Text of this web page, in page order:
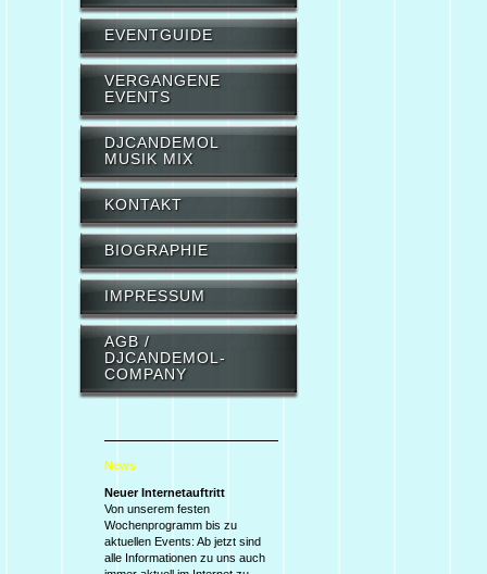
EVENTGUIDE
VERGANGENE
EVENTS
DJCANDEMOL
MUSIK MIX
KONTAKT
BIOGRAPHIE
IMPRESSUM
AGB /
DJCANDEMOL-
COMPANY
News
Neuer Internetauftritt
Von unserem festen
Wochenprogramm bis zu
aktuellen Events: Ab jetzt sind
alle Informationen zu uns auch